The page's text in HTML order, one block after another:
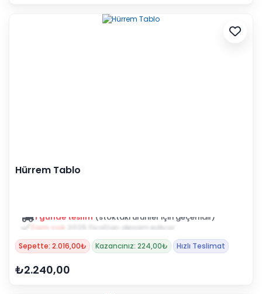
Hürrem Tablo
Zam yok 2025 fiyatları devam ediyor
Sepette: 2.016,00₺ Kazancınız: 224,00₺ Hızlı Teslimat
₺2.240,00